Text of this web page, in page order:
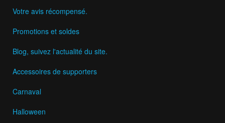
Votre avis récompensé.
Promotions et soldes
Blog, suivez l'actualité du site.
Accessoires de supporters
Carnaval
Halloween